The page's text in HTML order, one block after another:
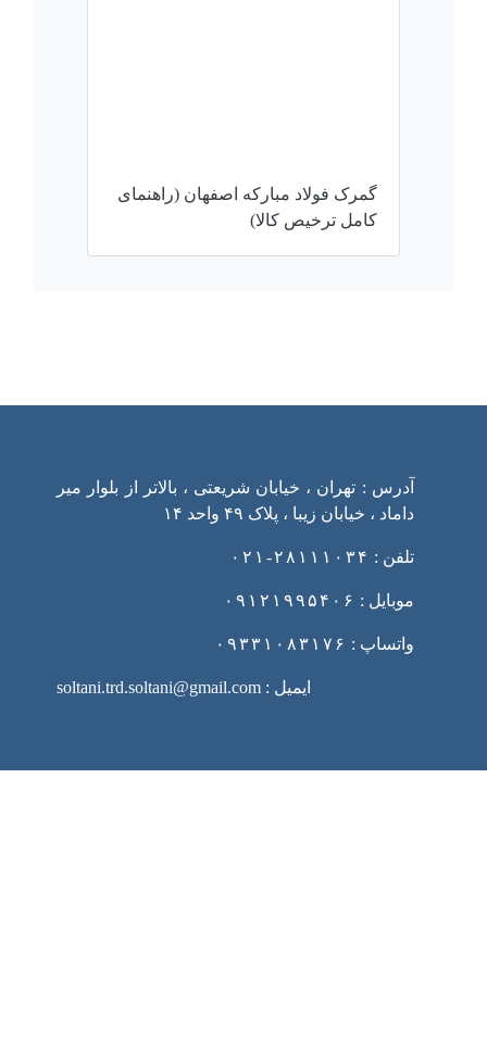
گمرک فولاد مبارکه اصفهان (راهنمای
کامل ترخیص کالا)
آدرس : تهران ، خیابان شریعتی ، بالاتر از بلوار میر
داماد ، خیابان زیبا ، پلاک ۴۹ واحد ۱۴
تلفن : ۲۸۱۱۱۰۳۴-۰۲۱
موبایل : ۰۹۱۲۱۹۹۵۴۰۶
واتساپ : ۰۹۳۳۱۰۸۳۱۷۶
ایمیل : soltani.trd.soltani@gmail.com